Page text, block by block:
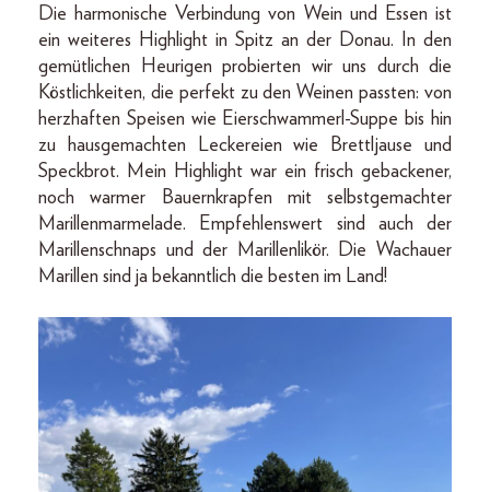
Die harmonische Verbindung von Wein und Essen ist
ein weiteres Highlight in Spitz an der Donau. In den
gemütlichen Heurigen probierten wir uns durch die
Köstlichkeiten, die perfekt zu den Weinen passten: von
herzhaften Speisen wie Eierschwammerl-Suppe bis hin
zu hausgemachten Leckereien wie Brettl­jause und
Speckbrot. Mein Highlight war ein frisch gebackener,
noch warmer Bauernkrapfen mit selbstgemachter
Marillenmarmelade. Empfehlenswert sind auch der
Marillenschnaps und der Marillenlikör. Die Wachauer
Marillen sind ja bekanntlich die besten im Land!